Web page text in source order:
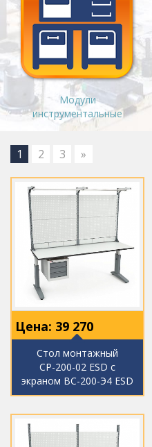
Модули
инструментальные
1 2 3 »
Цена: 39 270
Стол монтажный
СР-200-02 ESD с
экраном ВС-200-Э4 ESD